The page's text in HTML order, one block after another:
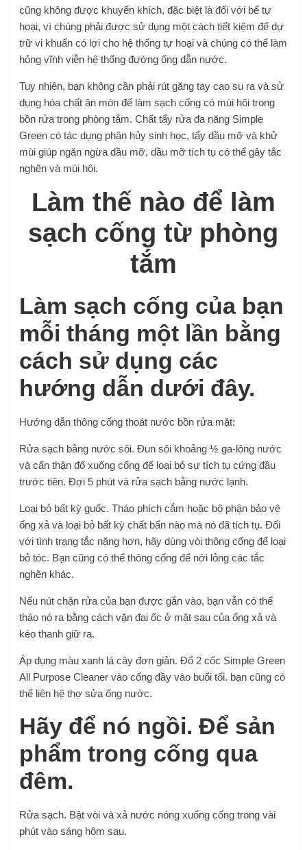
cũng không được khuyến khích, đặc biệt là đối với bể tự
hoại, vì chúng phải được sử dụng một cách tiết kiệm để dự
trữ vi khuẩn có lợi cho hệ thống tự hoại và chúng có thể làm
hỏng vĩnh viễn hệ thống đường ống dẫn nước.
Tuy nhiên, bạn không cần phải rút găng tay cao su ra và sử
dụng hóa chất ăn mòn để làm sạch cống có mùi hôi trong
bồn rửa trong phòng tắm. Chất tẩy rửa đa năng Simple
Green có tác dụng phân hủy sinh học, tẩy dầu mỡ và khử
mùi giúp ngăn ngừa dầu mỡ, dầu mỡ tích tụ có thể gây tắc
nghẽn và mùi hôi.
Làm thế nào để làm
sạch cống từ phòng
tắm
Làm sạch cống của bạn
mỗi tháng một lần bằng
cách sử dụng các
hướng dẫn dưới đây.
Hướng dẫn thông cống thoát nước bồn rửa mặt:
Rửa sạch bằng nước sôi. Đun sôi khoảng ½ ga-lông nước
và cẩn thận đổ xuống cống để loại bỏ sự tích tụ cứng đầu
trước tiên. Đợi 5 phút và rửa sạch bằng nước lạnh.
Loại bỏ bất kỳ guốc. Tháo phích cắm hoặc bộ phận bảo vệ
ống xả và loại bỏ bất kỳ chất bẩn nào mà nó đã tích tụ. Đối
với tình trạng tắc nặng hơn, hãy dùng vòi thông cống để loại
bỏ tóc. Bạn cũng có thể thông cống để nới lỏng các tắc
nghẽn khác.
Nếu nút chặn rửa của bạn được gắn vào, bạn vẫn có thể
tháo nó ra bằng cách vặn đai ốc ở mặt sau của ống xả và
kéo thanh giữ ra.
Áp dụng màu xanh lá cây đơn giản. Đổ 2 cốc Simple Green
All Purpose Cleaner vào cống đầy vào buổi tối. bạn cũng có
thể liên hệthợ sửa ống nước.
Hãy để nó ngồi. Để sản
phẩm trong cống qua
đêm.
Rửa sạch. Bật vòi và xả nước nóng xuống cống trong vài
phút vào sáng hôm sau.